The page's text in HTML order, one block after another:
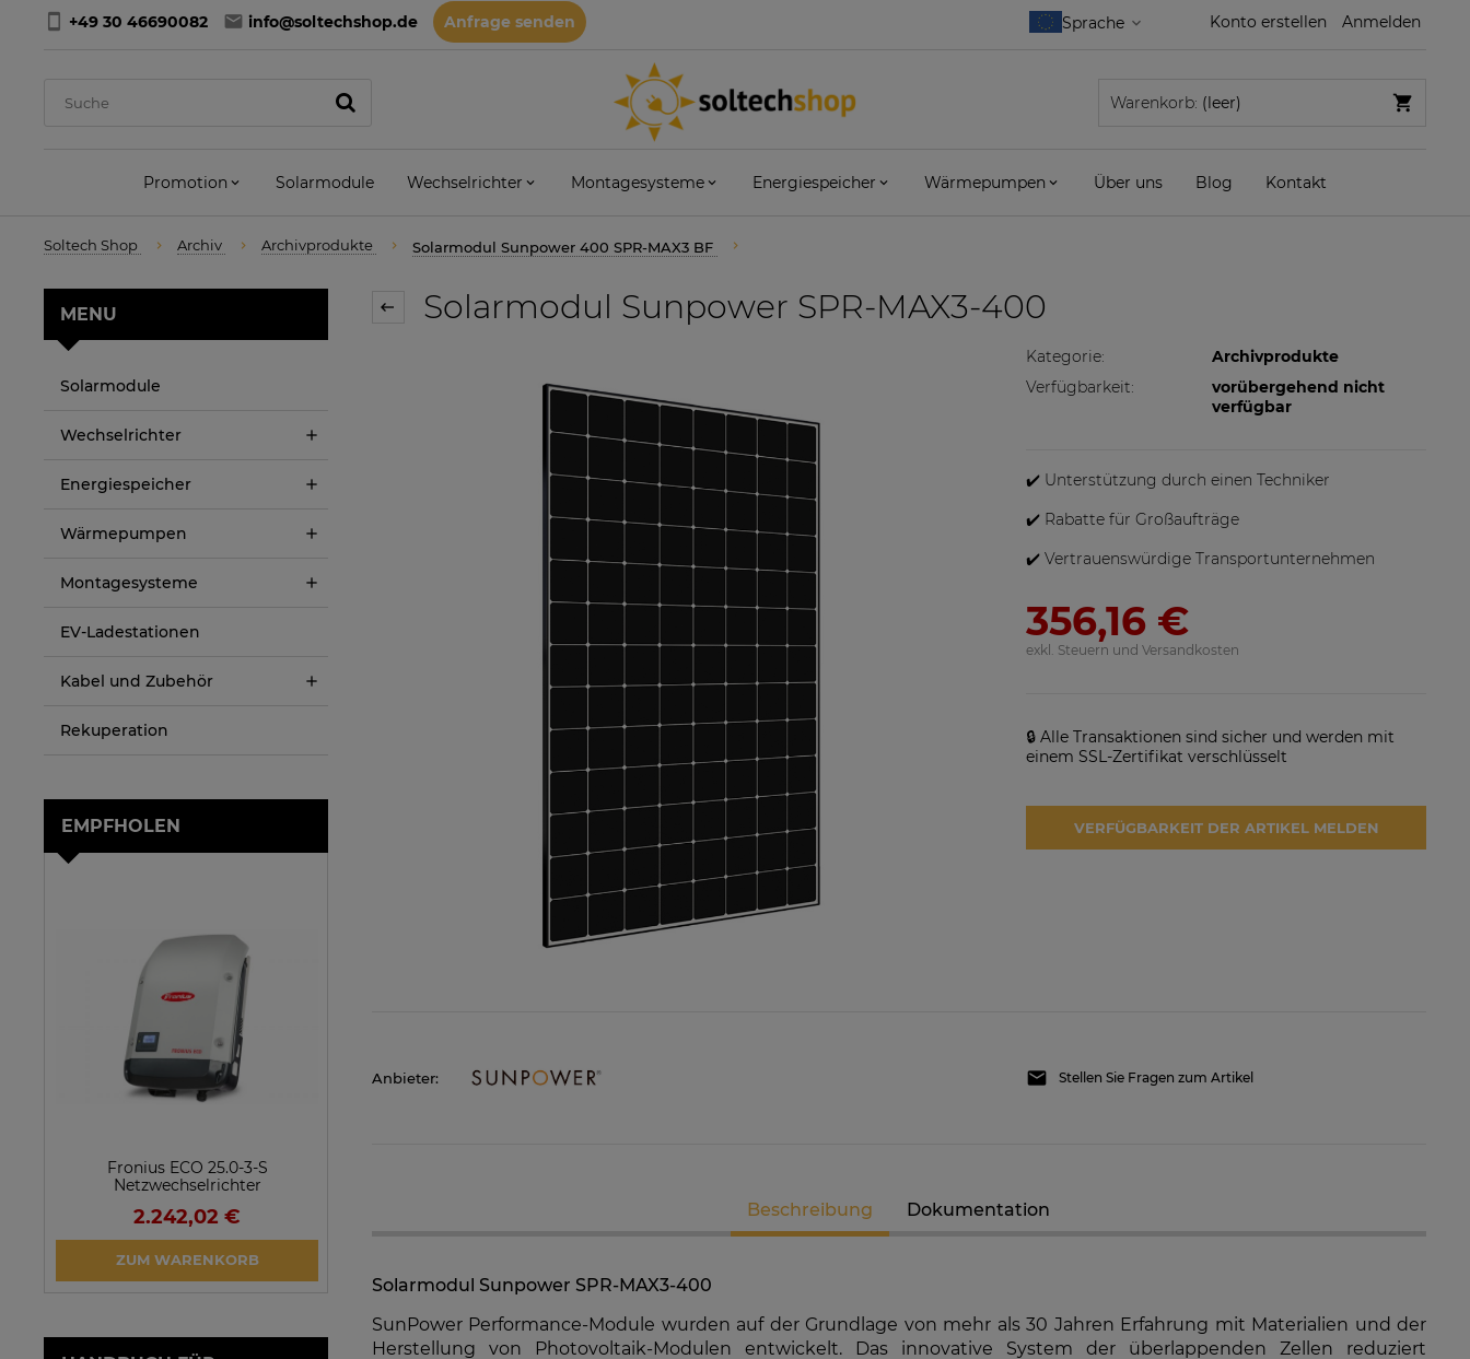
+49 30 46690082 info@soltechshop.de Anfrage senden Konto erstellen Anmelden
Warenkorb: (leer)
Promotion Solarmodule Wechselrichter Montagesysteme Energiespeicher Wärmepumpen Über uns Blog Kontakt
Soltech Shop Archiv Archivprodukte Solarmodul Sunpower 400 SPR-MAX3 BF
MENU
Solarmodule
Wechselrichter
Energiespeicher
Wärmepumpen
Montagesysteme
EV-Ladestationen
Kabel und Zubehör
Rekuperation
EMPFHOLEN
Fronius ECO 25.0-3-S
Netzwechselrichter
2.242,02 €
ZUM WARENKORB
86,88 € 796,79 €
Solarmodul Sunpower SPR-MAX3-400
Kategorie:
Archivprodukte
Verfügbarkeit:
vorübergehend nicht
verfügbar
✔️ Unterstützung durch einen Techniker
✔️ Rabatte für Großaufträge
✔️ Vertrauenswürdige Transportunternehmen
356,16 €
exkl. Steuern und Versandkosten
🔒 Alle Transaktionen sind sicher und werden mit
einem SSL-Zertifikat verschlüsselt
VERFÜGBARKEIT DER ARTIKEL MELDEN
Anbieter: Stellen Sie Fragen zum Artikel
Beschreibung Dokumentation
Solarmodul Sunpower SPR-MAX3-400
SunPower Performance-Module wurden auf der Grundlage von mehr als 30 Jahren Erfahrung mit Materialien und der
Herstellung von Photovoltaik-Modulen entwickelt. Das innovative System der überlappenden Zellen reduziert